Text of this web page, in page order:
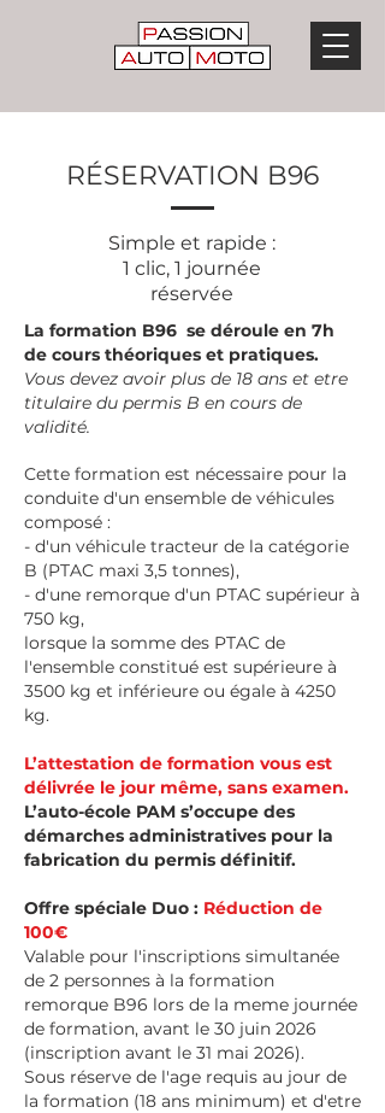
RÉSERVATION B96
Simple et rapide :
1 clic, 1 journée
réservée
La formation B96 se déroule en 7h
de cours théoriques et pratiques.
Vous devez avoir plus de 18 ans et etre
titulaire du permis B en cours de
validité.
Cette formation est nécessaire pour la
conduite d'un ensemble de véhicules
composé :
- d'un véhicule tracteur de la catégorie
B (PTAC maxi 3,5 tonnes),
- d'une remorque d'un PTAC supérieur à
750 kg,
lorsque la somme des PTAC de
l'ensemble constitué est supérieure à
3500 kg et inférieure ou égale à 4250
kg. ​
L’attestation de formation vous est
délivrée le jour même, sans examen.
L’auto-école PAM s’occupe des
démarches administratives pour la
fabrication du permis définitif.
Offre spéciale Duo : Réduction de
100€
Valable pour l'inscriptions simultanée
de 2 personnes à la formation
remorque B96 lors de la meme journée
de formation, avant le 30 juin 2026
(inscription avant le 31 mai 2026).
Sous réserve de l'age requis au jour de
la formation (18 ans minimum) et d'etre